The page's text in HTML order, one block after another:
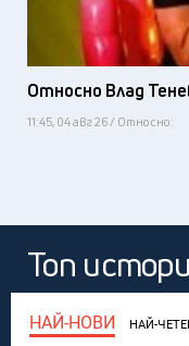
Относно Влад
11:45, 04 авг 26 / Относно:
Топ
НАЙ-НОВИ НАЙ-